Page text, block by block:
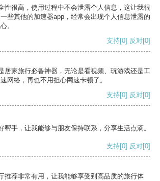
性很高，使用过程中不会泄露个人信息，这让我很
些其他的加速器app，经常会出现个人信息泄露的
。
支持[0] 反对[0]
居家旅行必备神器，无论是看视频、玩游戏还是工
网络，再也不用担心网速卡顿了。
支持[0] 反对[0]
帮手，让我能够与朋友保持联系，分享生活点滴。
支持[0] 反对[0]
推荐非常有用，让我能够享受到高品质的旅行体